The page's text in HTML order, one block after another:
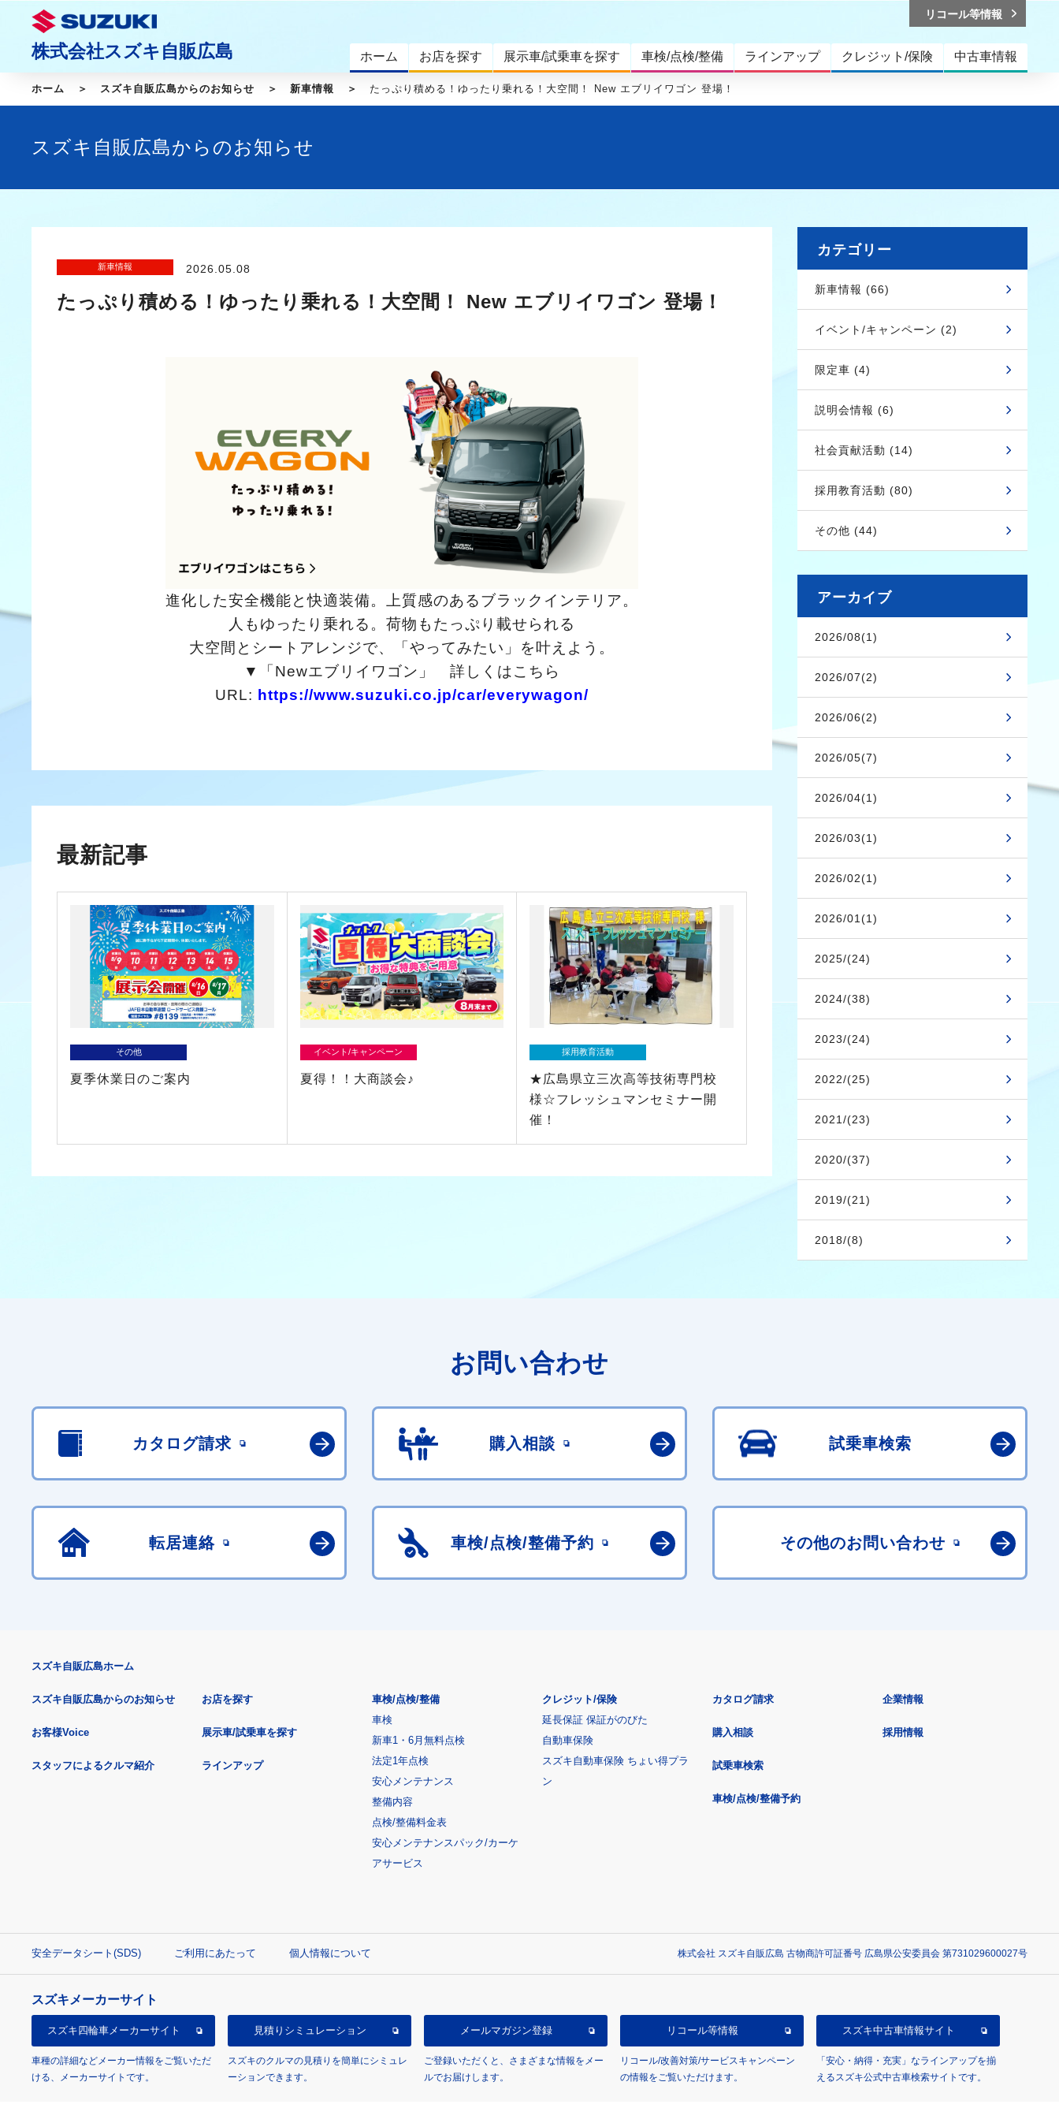
株式会社スズキ自販広島 ホーム お店を探す 展示車/試乗車を探す 車検/点検/整備 ラインアップ クレジット/保険 中古車情報
リコール等情報
ホーム スズキ自販広島からのお知らせ 新車情報 たっぷり積める！ゆったり乗れる！大空間！ New エブリイワゴン 登場！
スズキ自販広島からのお知らせ
新車情報 2026.05.08
たっぷり積める！ゆったり乗れる！大空間！ New エブリイワゴン 登場！
進化した安全機能と快適装備。上質感のあるブラックインテリア。
人もゆったり乗れる。荷物もたっぷり載せられる
大空間とシートアレンジで、「やってみたい」を叶えよう。
▼「Newエブリイワゴン」 詳しくはこちら
URL: https://www.suzuki.co.jp/car/everywagon/
最新記事
その他
夏季休業日のご案内
イベント/キャンペーン
夏得！！大商談会♪
採用教育活動
★広島県立三次高等技術専門校
様☆フレッシュマンセミナー開
催！
カテゴリー
新車情報 (66)
イベント/キャンペーン (2)
限定車 (4)
説明会情報 (6)
社会貢献活動 (14)
採用教育活動 (80)
その他 (44)
アーカイブ
2026/08(1)
2026/07(2)
2026/06(2)
2026/05(7)
2026/04(1)
2026/03(1)
2026/02(1)
2026/01(1)
2025/(24)
2024/(38)
2023/(24)
2022/(25)
2021/(23)
2020/(37)
2019/(21)
2018/(8)
お問い合わせ
カタログ請求 購入相談 試乗車検索
転居連絡 車検/点検/整備予約 その他のお問い合わせ
スズキ自販広島ホーム
スズキ自販広島からのお知らせ
お客様Voice
スタッフによるクルマ紹介
お店を探す
展示車/試乗車を探す
ラインアップ
車検/点検/整備
車検
新車1・6月無料点検
法定1年点検
安心メンテナンス
整備内容
点検/整備料金表
安心メンテナンスパック/カーケ
アサービス
クレジット/保険
延長保証 保証がのびた
自動車保険
スズキ自動車保険 ちょい得プラ
ン
カタログ請求
購入相談
試乗車検索
車検/点検/整備予約
企業情報
採用情報
安全データシート(SDS) ご利用にあたって 個人情報について 株式会社 スズキ自販広島 古物商許可証番号 広島県公安委員会 第731029600027号
スズキメーカーサイト
スズキ四輪車メーカーサイト
車種の詳細などメーカー情報をご覧いただ
ける、メーカーサイトです。
見積り シミュレーション
スズキのクルマの見積りを簡単にシミュレ
ーションできます。
メールマガジン登録
ご登録いただくと、さまざまな情報をメー
ルでお届けします。
リコール等情報
リコール/改善対策/サービスキャンペーン
の情報をご覧いただけます。
スズキ中古車情報サイト
「安心・納得・充実」なラインアップを揃
えるスズキ公式中古車検索サイトです。